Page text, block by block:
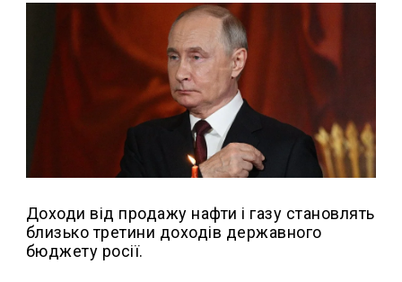
Доходи від продажу нафти і газу становлять
близько третини доходів державного
бюджету росії.